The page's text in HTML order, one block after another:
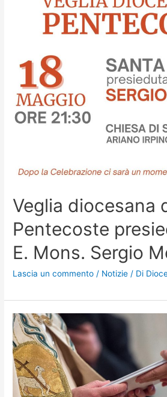
Veglia diocesana
Pentecoste
E. Mons. Sergio
Lascia un commento / Notizie / Di